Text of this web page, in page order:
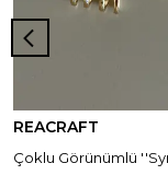
REACRAFT